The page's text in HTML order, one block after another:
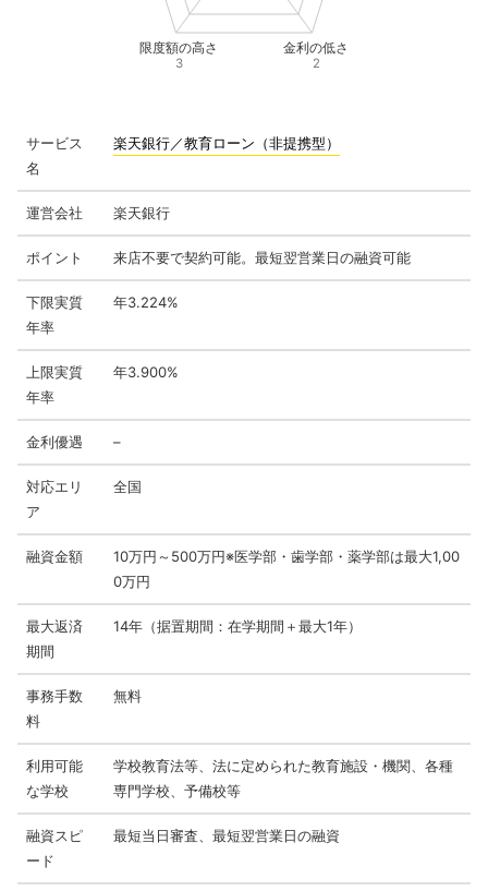
限度額の高さ
3
金利の低さ
2
サービス
名
楽天銀行／教育ローン（非提携型）
運営会社 楽天銀行
ポイント 来店不要で契約可能。最短翌営業日の融資可能
下限実質
年率
年3.224%
上限実質
年率
年3.900%
金利優遇 –
対応エリ
ア
全国
融資金額
10万円～500万円※医学部・歯学部・薬学部は最大1,00
0万円
最大返済
期間
14年（据置期間：在学期間＋最大1年）
事務手数
料
無料
利用可能
な学校
学校教育法等、法に定められた教育施設・機関、各種
専門学校、予備校等
融資スピ
ード
最短当日審査、最短翌営業日の融資